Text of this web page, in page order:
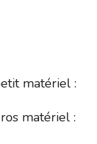
matériel :
matériel :